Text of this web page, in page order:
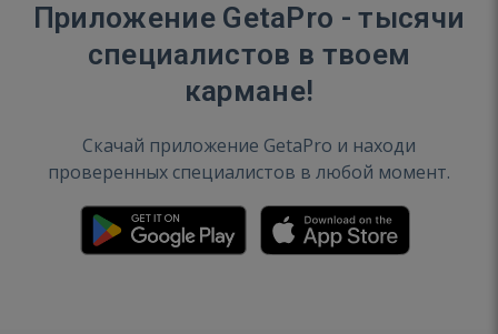
Приложение GetaPro - тысячи
специалистов в твоем
кармане!
Скачай приложение GetaPro и находи
проверенных специалистов в любой момент.